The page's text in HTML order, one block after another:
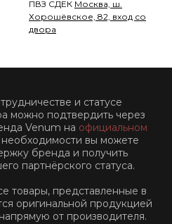
ПВЗ СДЕК Москва, ш.
Хорошёвское, 82, вход со
двора
и статусе
можно подтвердить через
Venum на официальном
вы можете
бренда и получить
партнёрского статуса.
товары, представленные в
оригинальной продукцией
от производителя.